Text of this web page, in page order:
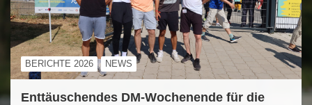
BERICHTE 2026 NEWS
Enttäuschendes DM-Wochenende für die